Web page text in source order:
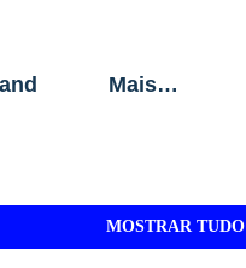
Mais…
MOSTRAR TUDO